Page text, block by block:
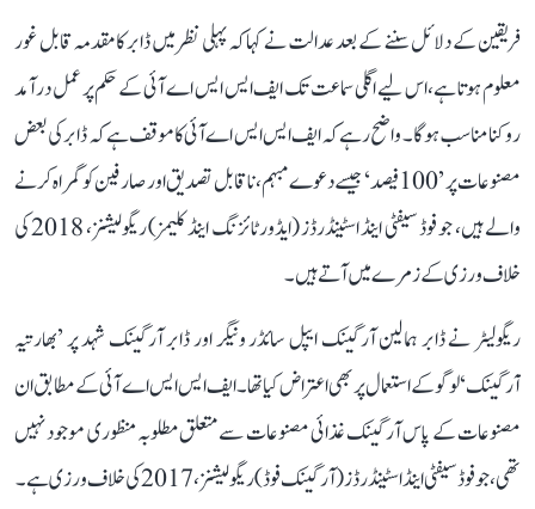
فریقین کے دلائل سننے کے بعد عدالت نے کہا کہ پہلی نظر میں ڈابر کا مقدمہ قابل غور
معلوم ہوتا ہے، اس لیے اگلی سماعت تک ایف ایس ایس اے آئی کے حکم پر عمل درآمد
روکنا مناسب ہوگا۔ واضح رہے کہ ایف ایس ایس اے آئی کا موقف ہے کہ ڈابر کی بعض
مصنوعات پر ’100 فیصد‘ جیسے دعوے مبہم، ناقابل تصدیق اور صارفین کو گمراہ کرنے
والے ہیں، جو فوڈ سیفٹی اینڈ اسٹینڈرڈز (ایڈورٹائزنگ اینڈ کلیمز) ریگولیشنز، 2018 کی
خلاف ورزی کے زمرے میں آتے ہیں۔
ریگولیٹر نے ڈابر ہمالین آرگینک ایپل سائڈر ونیگر اور ڈابر آرگینک شہد پر ’بھارتیہ
آرگینک‘ لوگو کے استعمال پر بھی اعتراض کیا تھا۔ ایف ایس ایس اے آئی کے مطابق ان
مصنوعات کے پاس آرگینک غذائی مصنوعات سے متعلق مطلوبہ منظوری موجود نہیں
تھی، جو فوڈ سیفٹی اینڈ اسٹینڈرڈز (آرگینک فوڈ) ریگولیشنز، 2017 کی خلاف ورزی ہے۔